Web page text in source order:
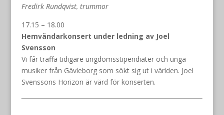
Fredirk Rundqvist, trummor
17.15 – 18.00
Hemvändarkonsert under ledning av Joel
Svensson
Vi får träffa tidigare ungdomsstipendiater och unga
musiker från Gävleborg som sökt sig ut i världen. Joel
Svenssons Horizon är värd för konserten.